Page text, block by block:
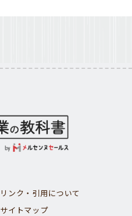
リンク・引用について
サイトマップ